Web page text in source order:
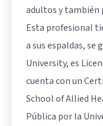
adultos y también
Esta profesional
a sus espaldas, se
University, es
cuenta con un
School of Allied
Pública por la